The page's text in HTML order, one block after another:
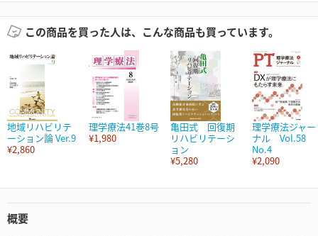
この商品を買った人は、こんな商品も買っています。
地域リハビリテ
ーション論 Ver.9
¥2,860
理学療法41巻8号
¥1,980
亀田式 回復期
リハビリテーシ
ョン
¥5,280
理学療法ジャー
ナル Vol.58
No.4
¥2,090
概要